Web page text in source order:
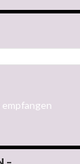
empfangen